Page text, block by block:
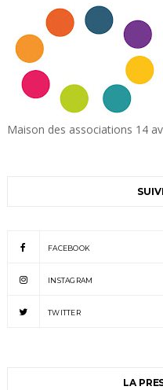
Maison des associations 14
FACEBOOK
INSTAGRAM
TWITTER
LA